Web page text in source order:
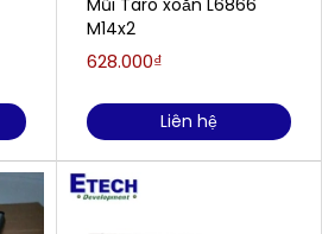
Mũi Taro xoắn L6866
M14x2
628.000₫
Liên hệ